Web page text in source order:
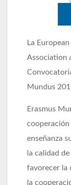
La
Association
Mundus
Erasmus
cooperación
enseñanza
la calidad
favorecer la
la